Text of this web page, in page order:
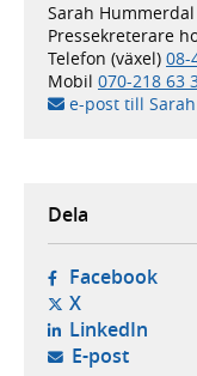
Sarah Hummerdal
Pressekreterare
Telefon (växel) 08-
Mobil 070-218 63
e-post till
Dela
Facebook-
X- öppnas i
LinkedIn-
E-post-